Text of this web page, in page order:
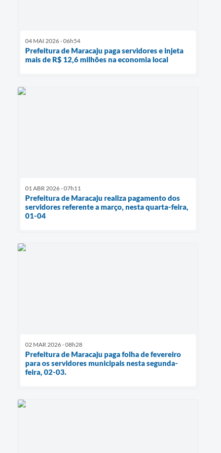
04 MAI 2026 - 06h54
Prefeitura de Maracaju paga servidores e injeta
mais de R$ 12,6 milhões na economia local
01 ABR 2026 - 07h11
Prefeitura de Maracaju realiza pagamento dos
servidores referente a março, nesta quarta-feira,
01-04
02 MAR 2026 - 08h28
Prefeitura de Maracaju paga folha de fevereiro
para os servidores municipais nesta segunda-
feira, 02-03.